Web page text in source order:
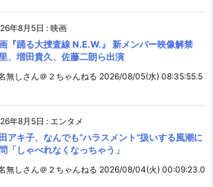
年8月5日 : 映画
『踊る大捜査線 N.E.W.』 新メンバー映像解禁
、増田貴久、佐藤二朗ら出演
無しさん＠２ちゃんねる 2026/08/05(水) 08:35:55.5
年8月5日 : エンタメ
アキ子、なんでも“ハラスメント”扱いする風潮に
「しゃべれなくなっちゃう」
無しさん＠２ちゃんねる 2026/08/04(火) 00:09:23.0